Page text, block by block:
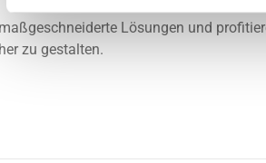
Lösungen und
zu gestalten.